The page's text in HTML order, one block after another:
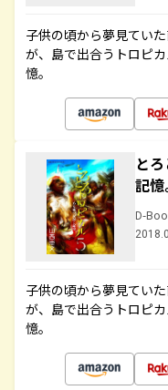
子供の頃から夢見てい
が、島で出合うトロピ
憶。
と
記
D-
子供の頃から夢見てい
が、島で出合うトロピ
憶。